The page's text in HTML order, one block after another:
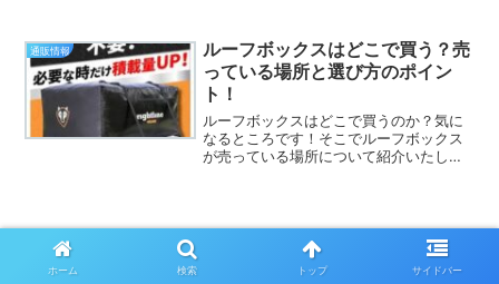
暮らしにはどちらが合うの？」と迷うマ
マ・パパも多いはず...
通販情報
ルーフボックスはどこで買う？売
っている場所と選び方のポイン
ト！
ルーフボックスはどこで買うのか？気に
なるところです！そこでルーフボックス
が売っている場所について紹介いたしま
スはどこで買う？売ってい...
スポンサーリンク
ホーム 検索 トップ サイドバー